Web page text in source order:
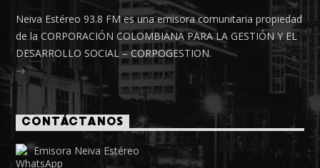
Neiva Estéreo 93.8 FM es una emisora comunitaria propiedad
de la CORPORACIÓN COLOMBIANA PARA LA GESTIÓN Y EL
DESARROLLO SOCIAL – CORPOGESTION.
CONTÁCTANOS
Emisora Neiva Estéreo